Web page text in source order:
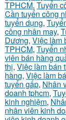
TPHCM, Tuyển
Cần tuyển công
tuyển dụng,
công nhân may,
Dương, Việc làm
TPHCM, Tuyển
viên bán hàng
thị, Việc làm bán
hàng, Việc làm
tuyển gấp, Nhân
doanh tphcm,
kinh nghiệm,
nhân viên kinh